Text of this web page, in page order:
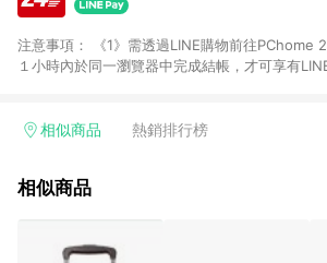
注意事項： 《1》需透過LINE購物前往PChome
１小時內於同一瀏覽器中完成結帳，才可享有
在點數回饋範圍內。 《3》如取消訂單、退貨、購
品、票券、訂閱方案、PChome儲值商品、企業
[2026/6/2起適用] 《5》回饋點數的計算將會排
相似商品 熱銷排行榜
相似商品